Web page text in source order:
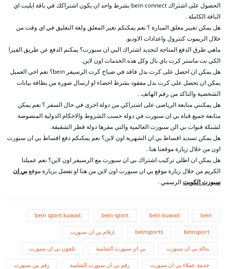
الحصول على اشتراك bein connect بشرط واحد ان يكون اشتراكك في باقة ايليت اي
الباقة الكاملة .
هل يمكن تغيير معلق المبارة ؟ نعم يمكنكم تغير المعلق ولغة التعليق في اي وقت من
خلال الريموت كنترول واعدادات الاوديو.
ماهي طرق الدفع المتاحة لتجديد اشتراك البي ان سبورت؟ يمكنم الدفع عن طريق الفيزا
الكي نت ماستر كرت باي بال وكل هذه الخدمات اون لاين.
هل يمكن ان احصل على كرت بدل فاقد في ضياخ كرت الرسيفر bein؟ نعم اخي العميل
يمكن ان تحصل على كرت بدل مفقود بشرط احضاء او ارسال صورة من بطاقة بيانات
الشخصية والتاكد من رقم الهاتف .
هل يمكنني متابعة الرياضى على اشتراكي من دولة اخرى في حال السفر ؟ نعم يمكن
متابعة جميع قناة بي ان سبورت في دولة حسب الشروط والاحكام الدولية المنصوصة
لشبكة قنوات بي الن سبورت العالمية والتي مقرها دولة قطر الشقيقة.
هل يمكن تسديد اقساط بي ان الشهرية اون لاين؟ نعم يمكنكم دفع اقساط بي ان سبورت
اون من خلال زيارة موقعنا هنا .
هل يمكن ان اطلي تركيب اشتراك بي ان سبورت مع الرسيفر اون لاين؟ نعم عميلنا
الكريم من خلال زيارة موقع بي ان سبورت اون لاين من هنا او تفضل بزيارة موقعبي ان
سبورت الكويتالرسمي .
bein
bein kuwait
bein sport
bein sport kuwait
beinsport
beinsports ارقام بي ان سبورت
بدالة بي ان سبورت بي ان سبورت الشامية تلفون بي ان سبورت
خدمة عملاء بي ان سبورت رقم بي ان سبورت الشامية رقم بين سبورت